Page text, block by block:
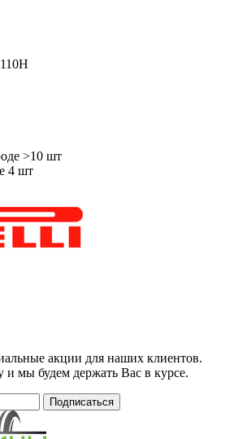
>10 шт
4 шт
акции для наших клиентов.
мы будем держать Вас в курсе.
Подписаться